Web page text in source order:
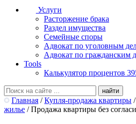
Услуги
Расторжение брака
Раздел имущества
Семейные споры
Адвокат по уголовным
Адвокат по гражданским
Tools
Калькулятор процентов
Главная / Купля-продажа квартиры /
жилье / Продажа квартиры без